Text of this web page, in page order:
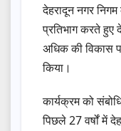
देहरादून नगर
प्रतिभाग करते हुए
अधिक की विकास
किया।
कार्यक्रम को
पिछले 27 वर्षों में